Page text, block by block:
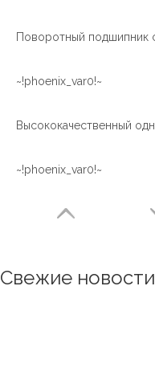
~!phoenix_var0!~
~!phoenix_var0!~
Свежие новости